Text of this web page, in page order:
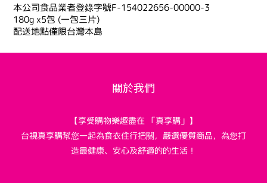
本公司食品業者登錄字號F-154022656-00000-3
180g x5包 (一包三片)
配送地點僅限台灣本島
關於我們
【享受購物樂趣盡在 「真享購」】
台視真享購幫您一起為食衣住行把關，嚴選優質商品，為您打
造最健康、安心及舒適的的生活！